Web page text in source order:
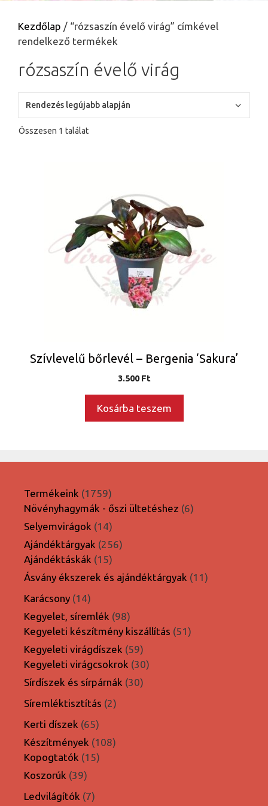
Kezdőlap / “rózsaszín évelő virág” címkével
rendelkező termékek
rózsaszín évelő virág
Összesen 1 találat
Szívlevelű bőrlevél – Bergenia ‘Sakura’
3.500Ft
Kosárba teszem
Termékeink 17591759
termék
Növényhagymák - őszi ültetéshez 66
Selyemvirágok 1414
termék
Ajándéktárgyak 256256
Ajándéktáskák 1515
termék
Ásvány ékszerek és ajándéktárgyak 1111
Karácsony 1414
termék
Kegyelet, síremlék 9898
termék
Kegyeleti készítmény kiszállítás 5151
Kegyeleti virágdíszek 5959
termék
Kegyeleti virágcsokrok 3030
Sírdíszek és sírpárnák 3030
Síremléktisztítás 22
Kerti díszek 6565
termék
Készítmények 108108
Kopogtatók 1515
Koszorúk 3939
termék
Ledvilágítók 77